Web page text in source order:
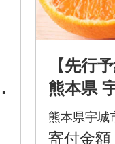
【先行
熊本県
と酸味
デコみ
熊本県宇城
寄付金額